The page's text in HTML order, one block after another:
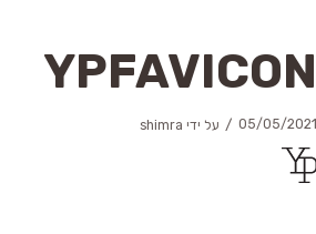
YPFAVICON
05/05/2021
/ על ידי shimra